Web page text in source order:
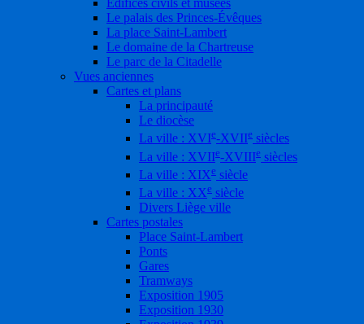
Édifices civils et musées
Le palais des Princes-Évêques
La place Saint-Lambert
Le domaine de la Chartreuse
Le parc de la Citadelle
Vues anciennes
Cartes et plans
La principauté
Le diocèse
La ville : XVIe-XVIIe siècles
La ville : XVIIe-XVIIIe siècles
La ville : XIXe siècle
La ville : XXe siècle
Divers Liège ville
Cartes postales
Place Saint-Lambert
Ponts
Gares
Tramways
Exposition 1905
Exposition 1930